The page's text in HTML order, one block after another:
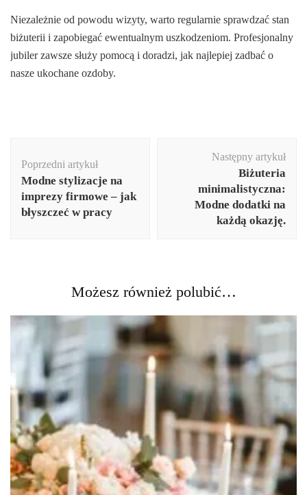
Niezależnie od powodu wizyty, warto regularnie sprawdzać stan
biżuterii i zapobiegać ewentualnym uszkodzeniom. Profesjonalny
jubiler zawsze służy pomocą i doradzi, jak najlepiej zadbać o
nasze ukochane ozdoby.
wpisu
Poprzedni artykuł
Modne stylizacje na
imprezy firmowe – jak
błyszczeć w pracy
Następny artykuł
Biżuteria
minimalistyczna:
Modne dodatki na
każdą okazję.
Możesz również polubić…